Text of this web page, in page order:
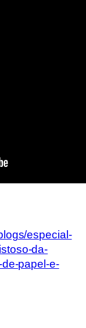
especial-
da-
papel-e-